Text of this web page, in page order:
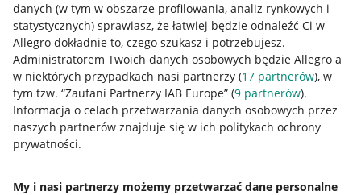
danych (w tym w obszarze profilowania, analiz rynkowych i
statystycznych) sprawiasz, że łatwiej będzie odnaleźć Ci w
Allegro dokładnie to, czego szukasz i potrzebujesz.
Administratorem Twoich danych osobowych będzie Allegro a
w niektórych przypadkach nasi partnerzy (17 partnerów), w
tym tzw. “Zaufani Partnerzy IAB Europe” (9 partnerów).
Informacja o celach przetwarzania danych osobowych przez
naszych partnerów znajduje się w ich politykach ochrony
prywatności.
My i nasi partnerzy możemy przetwarzać dane personalne
Przydatne informacje
Jak to działa